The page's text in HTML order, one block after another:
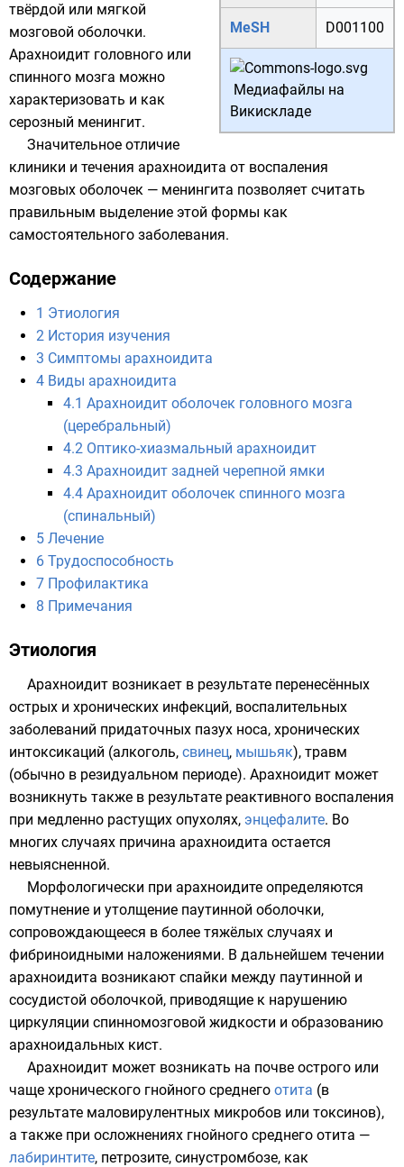
MeSH D001100
Медиафайлы на
Викискладе
твёрдой или мягкой
мозговой оболочки.
Арахноидит головного или
спинного мозга можно
характеризовать и как
серозный менингит.
Значительное отличие
клиники и течения арахноидита от воспаления
мозговых оболочек — менингита позволяет считать
правильным выделение этой формы как
самостоятельного заболевания.
Содержание
1 Этиология
2 История изучения
3 Симптомы арахноидита
4 Виды арахноидита
4.1 Арахноидит оболочек головного мозга
(церебральный)
4.2 Оптико-хиазмальный арахноидит
4.3 Арахноидит задней черепной ямки
4.4 Арахноидит оболочек спинного мозга
(спинальный)
5 Лечение
6 Трудоспособность
7 Профилактика
8 Примечания
Этиология
Арахноидит возникает в результате перенесённых
острых и хронических инфекций, воспалительных
заболеваний придаточных пазух носа, хронических
интоксикаций (алкоголь, свинец, мышьяк), травм
(обычно в резидуальном периоде). Арахноидит может
возникнуть также в результате реактивного воспаления
при медленно растущих опухолях, энцефалите. Во
многих случаях причина арахноидита остается
невыясненной.
Морфологически при арахноидите определяются
помутнение и утолщение паутинной оболочки,
сопровождающееся в более тяжёлых случаях и
фибриноидными наложениями. В дальнейшем течении
арахноидита возникают спайки между паутинной и
сосудистой оболочкой, приводящие к нарушению
циркуляции спинномозговой жидкости и образованию
арахноидальных кист.
Арахноидит может возникать на почве острого или
чаще хронического гнойного среднего отита (в
результате маловирулентных микробов или токсинов),
а также при осложнениях гнойного среднего отита —
лабиринтите, петрозите, синустромбозе, как